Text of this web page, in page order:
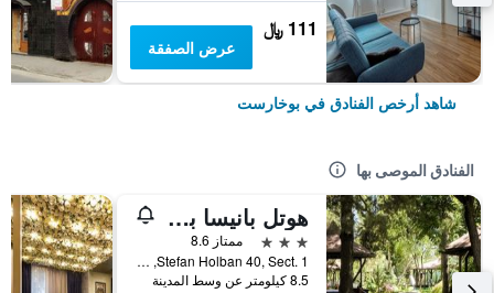
111 ﷼
عرض الصفقة
شاهد أرخص الفنادق في بوخارست
الفنادق الموصى بها
هوتل بانيسا بارك
3 نجوم
ممتاز 8.6
Stefan Holban 40, Sect. 1, بوخارست, رومانيا
8.5 كيلومتر عن وسط المدينة